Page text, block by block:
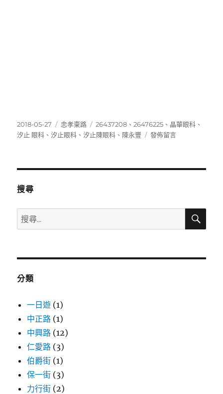
發
佈
2018-05-27
分
類
忠孝東路
標
籤
26437208 、26476225 、 晶華眼科 、
汐止 眼科 、汐止眼科 、汐止陳眼科 、 陳永豐
在
發佈留言
搜尋
搜
尋
鍵
搜
分類
一日遊 (1)
中正路 (1)
中興路 (12)
仁愛路 (3)
伯爵街 (1)
保一街 (3)
力行街 (2)